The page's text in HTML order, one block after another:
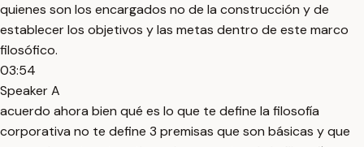
quienes son los encargados no de la construcción y de
establecer los objetivos y las metas dentro de este marco
filosófico.
03:54
Speaker A
acuerdo ahora bien qué es lo que te define la filosofía
corporativa no te define 3 premisas que son básicas y que